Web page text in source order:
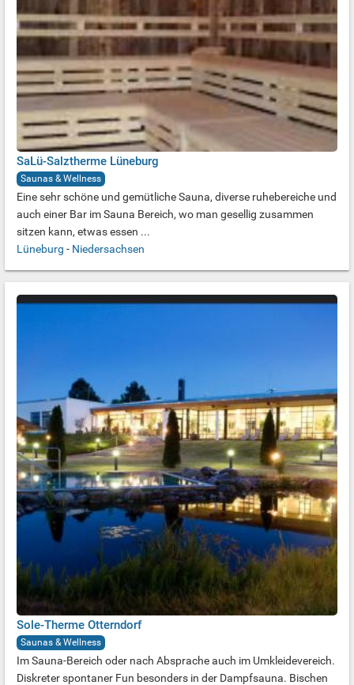
SaLü-Salztherme Lüneburg
Saunas & Wellness
Eine sehr schöne und gemütliche Sauna, diverse ruhebereiche und
auch einer Bar im Sauna Bereich, wo man gesellig zusammen
sitzen kann, etwas essen ...
Lüneburg - Niedersachsen
Sole-Therme Otterndorf
Saunas & Wellness
Im Sauna-Bereich oder nach Absprache auch im Umkleidevereich.
Diskreter spontaner Fun besonders in der Dampfsauna. Bischen